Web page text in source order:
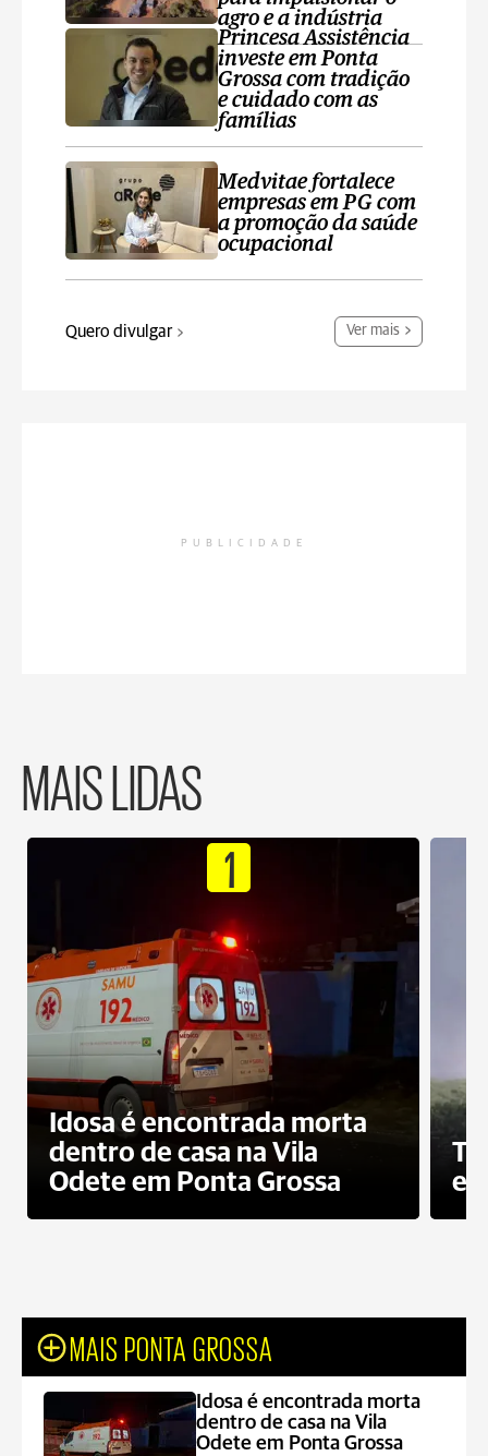
agro e a indústria
Princesa Assistência
investe em Ponta
Grossa com tradição
e cuidado com as
famílias
Medvitae fortalece
empresas em PG com
a promoção da saúde
ocupacional
Quero divulgar Ver mais
PUBLICIDADE
MAIS LIDAS
1
Idosa é encontrada morta
dentro de casa na Vila
Odete em Ponta Grossa
e
MAIS PONTA GROSSA
Idosa é encontrada morta
dentro de casa na Vila
Odete em Ponta Grossa